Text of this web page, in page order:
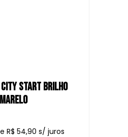
START BRILHO
R$ 54,90